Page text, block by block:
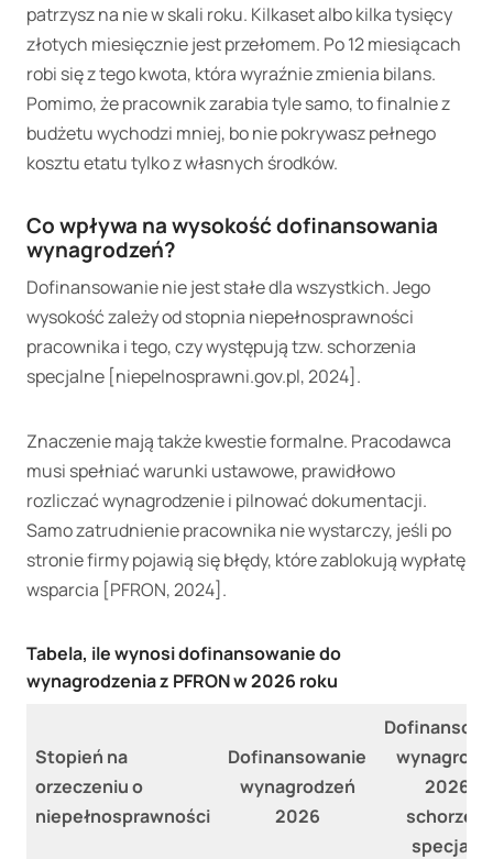
patrzysz na nie w skali roku. Kilkaset albo kilka tysięcy
złotych miesięcznie jest przełomem. Po 12 miesiącach
robi się z tego kwota, która wyraźnie zmienia bilans.
Pomimo, że pracownik zarabia tyle samo, to finalnie z
budżetu wychodzi mniej, bo nie pokrywasz pełnego
kosztu etatu tylko z własnych środków.
Co wpływa na wysokość dofinansowania
wynagrodzeń?
Dofinansowanie nie jest stałe dla wszystkich. Jego
wysokość zależy od stopnia niepełnosprawności
pracownika i tego, czy występują tzw. schorzenia
specjalne [niepelnosprawni.gov.pl, 2024].
Znaczenie mają także kwestie formalne. Pracodawca
musi spełniać warunki ustawowe, prawidłowo
rozliczać wynagrodzenie i pilnować dokumentacji.
Samo zatrudnienie pracownika nie wystarczy, jeśli po
stronie firmy pojawią się błędy, które zablokują wypłatę
wsparcia [PFRON, 2024].
Tabela, ile wynosi dofinansowanie do
wynagrodzenia z PFRON w 2026 roku
Stopień na
orzeczeniu o
niepełnosprawności
Dofinansowanie
wynagrodzeń
2026
2026 –